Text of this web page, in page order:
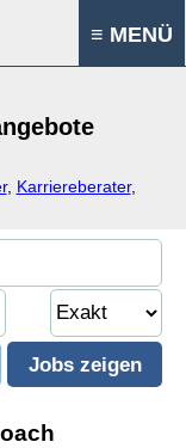
≡ MENÜ
, Karriereberater,